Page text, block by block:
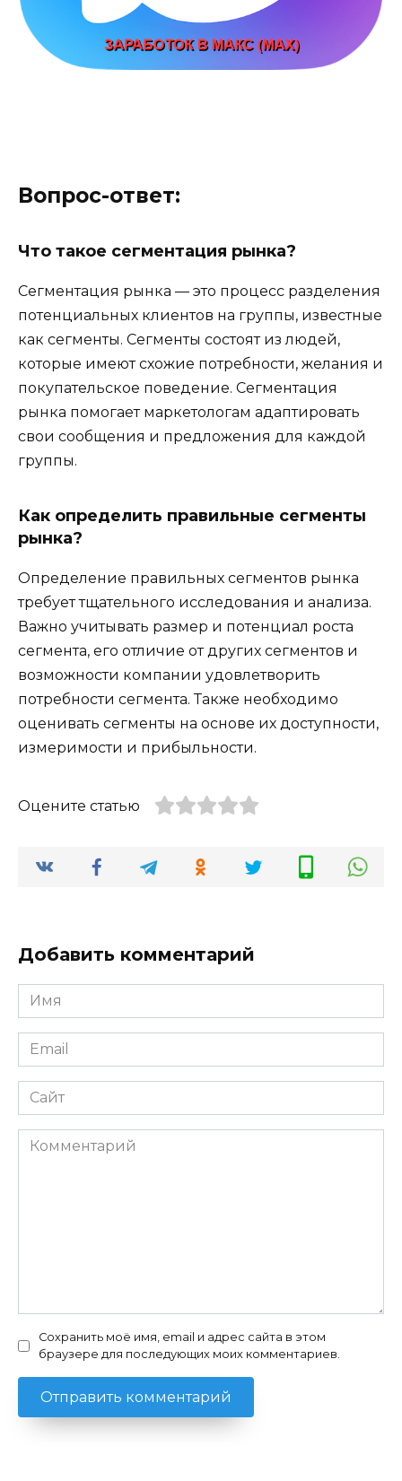
Вопрос-ответ:
Что такое сегментация рынка?
Сегментация рынка — это процесс разделения
потенциальных клиентов на группы, известные
как сегменты. Сегменты состоят из людей,
которые имеют схожие потребности, желания и
покупательское поведение. Сегментация
рынка помогает маркетологам адаптировать
свои сообщения и предложения для каждой
группы.
Как определить правильные сегменты
рынка?
Определение правильных сегментов рынка
требует тщательного исследования и анализа.
Важно учитывать размер и потенциал роста
сегмента, его отличие от других сегментов и
возможности компании удовлетворить
потребности сегмента. Также необходимо
оценивать сегменты на основе их доступности,
измеримости и прибыльности.
Оцените статью
Добавить комментарий
Имя
*
Email
*
Сайт
Комментарий
Сохранить моё имя, email и адрес сайта в этом
браузере для последующих моих комментариев.